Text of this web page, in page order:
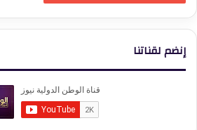
إنضم لقناتنا